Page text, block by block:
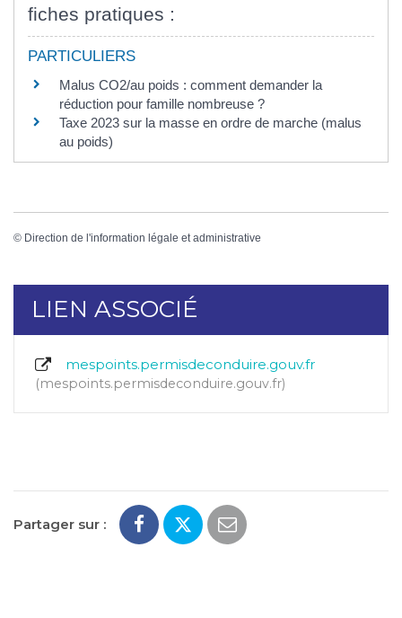
fiches pratiques :
PARTICULIERS
Malus CO2/au poids : comment demander la
réduction pour famille nombreuse ?
Taxe 2023 sur la masse en ordre de marche (malus
au poids)
© Direction de l'information légale et administrative
LIEN ASSOCIÉ
mespoints.permisdeconduire.gouv.fr
mespoints.permisdeconduire.gouv.fr
Partager sur :